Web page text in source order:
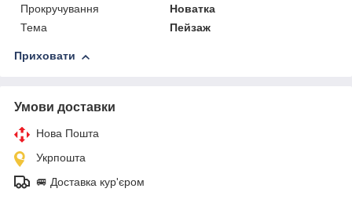
Прокручування
Новатка
Тема
Пейзаж
Приховати
Умови доставки
Нова Пошта
Укрпошта
🚐 Доставка кур'єром